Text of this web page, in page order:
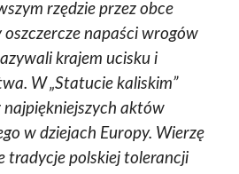
rzędzie przez obce
oszczercze napaści wrogów
krajem ucisku i
W „Statucie kaliskim”
najpiękniejszych aktów
w dziejach Europy. Wierzę
tradycje polskiej tolerancji